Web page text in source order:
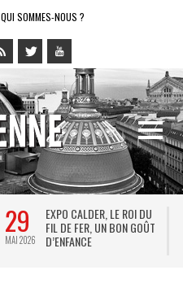
QUI SOMMES-NOUS ?
29
MAI 2026
EXPO CALDER, LE ROI DU
FIL DE FER, UN BON GOÛT
D’ENFANCE